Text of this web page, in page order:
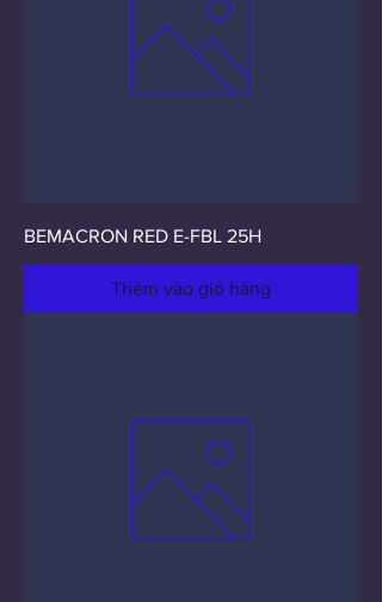
BEMACRON RED E-FBL 25H
Thêm vào giỏ hàng